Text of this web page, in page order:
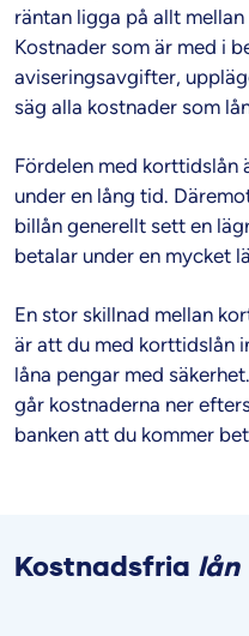
räntan ligga på allt
Kostnader som är med i
aviseringsavgifter,
säg alla kostnader som
Fördelen med korttidslån
under en lång tid.
billån generellt sett en
betalar under en mycket
En stor skillnad mellan
är att du med korttidslån
låna pengar med
går kostnaderna ner
banken att du kommer
Kostnadsfria lån